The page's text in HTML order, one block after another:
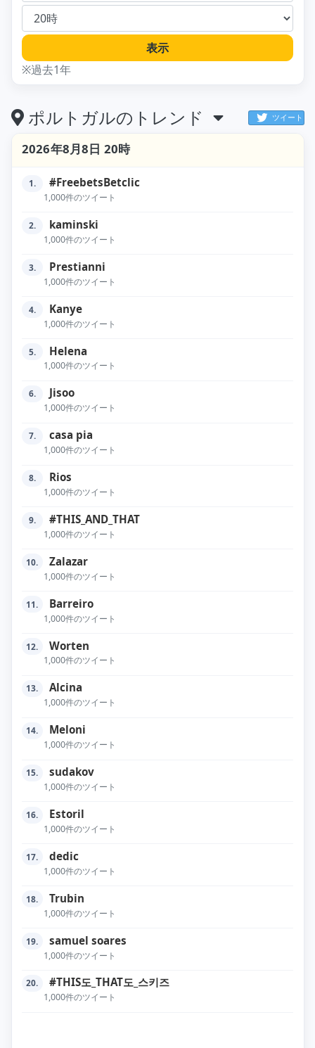
表示
※過去1年
ポルトガルのトレンド ツイート
2026年8月8日 20時
1. #FreebetsBetclic
1,000件のツイート
2. kaminski
1,000件のツイート
3. Prestianni
1,000件のツイート
4. Kanye
1,000件のツイート
5. Helena
1,000件のツイート
6. Jisoo
1,000件のツイート
7. casa pia
1,000件のツイート
8. Rios
1,000件のツイート
9. #THIS_AND_THAT
1,000件のツイート
10. Zalazar
1,000件のツイート
11. Barreiro
1,000件のツイート
12. Worten
1,000件のツイート
13. Alcina
1,000件のツイート
14. Meloni
1,000件のツイート
15. sudakov
1,000件のツイート
16. Estoril
1,000件のツイート
17. dedic
1,000件のツイート
18. Trubin
1,000件のツイート
19. samuel soares
1,000件のツイート
20. #THIS도_THAT도_스키즈
1,000件のツイート